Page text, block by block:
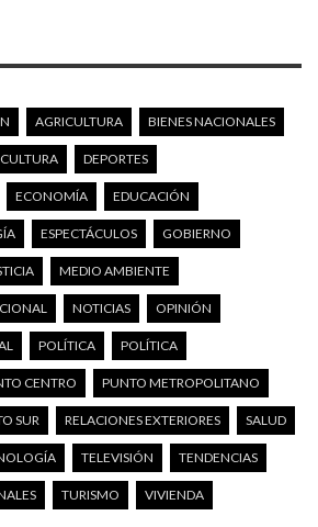
AGRICULTURA BIENES NACIONALES
CULTURA DEPORTES
ECONOMÍA EDUCACIÓN
ESPECTÁCULOS GOBIERNO
MEDIO AMBIENTE
NOTICIAS OPINIÓN
POLÍTICA POLÍTICA
CENTRO PUNTO METROPOLITANO
SUR RELACIONES EXTERIORES SALUD
TELEVISIÓN TENDENCIAS
TURISMO VIVIENDA